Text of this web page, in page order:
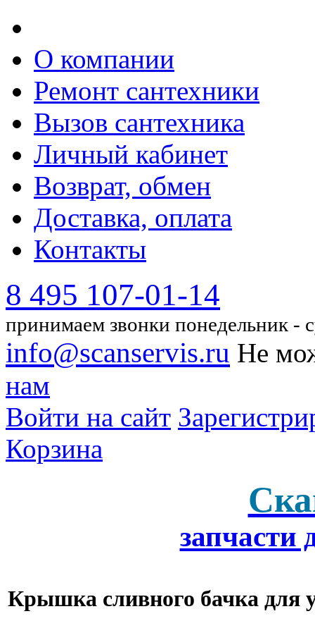
О компании
Ремонт сантехники
Вызов сантехника
Личный кабинет
Возврат, обмен
Доставка, оплата
Контакты
8 495 107-01-14
принимаем звонки понедельник -
info@scanservis.ru Не
нам
Войти на сайт
Корзина
запчасти
Крышка сливного бачка для